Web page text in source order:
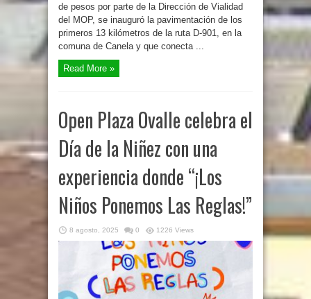
de pesos por parte de la Dirección de Vialidad
del MOP, se inauguró la pavimentación de los
primeros 13 kilómetros de la ruta D-901, en la
comuna de Canela y que conecta ...
Read More »
Open Plaza Ovalle celebra el
Día de la Niñez con una
experiencia donde “¡Los
Niños Ponemos Las Reglas!”
8 agosto, 2025 0 1226 Views